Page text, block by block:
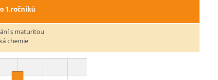
1.ročníků
s maturitou
chemie